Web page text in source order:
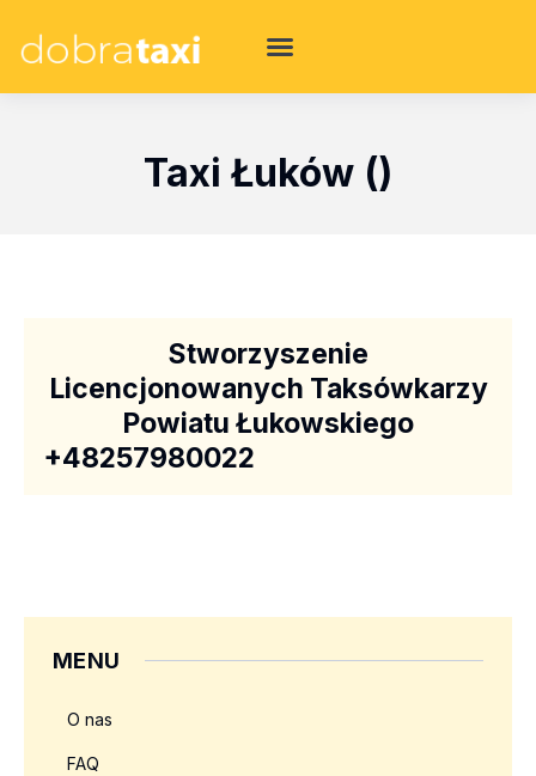
Taxi Łuków ()
Stworzyszenie
Licencjonowanych Taksówkarzy
Powiatu Łukowskiego
+48257980022
MENU
O nas
FAQ